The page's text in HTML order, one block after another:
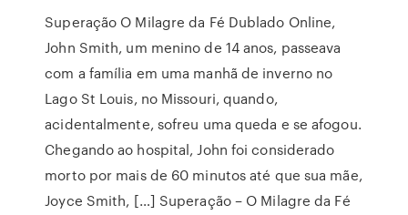
Superação O Milagre da Fé Dublado Online,
John Smith, um menino de 14 anos, passeava
com a família em uma manhã de inverno no
Lago St Louis, no Missouri, quando,
acidentalmente, sofreu uma queda e se afogou.
Chegando ao hospital, John foi considerado
morto por mais de 60 minutos até que sua mãe,
Joyce Smith, […] Superação – O Milagre da Fé